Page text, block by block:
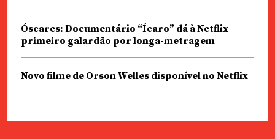
Óscares: Documentário “Ícaro” dá à Netflix
primeiro galardão por longa-metragem
Novo filme de Orson Welles disponível no Netflix